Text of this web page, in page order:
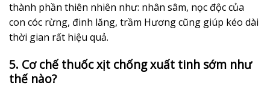
thành phần thiên nhiên như: nhân sâm, nọc độc của
con cóc rừng, đinh lăng, trầm Hương cũng giúp kéo dài
thời gian rất hiệu quả.
5. Cơ chế thuốc xịt chống xuất tinh sớm như
thế nào?